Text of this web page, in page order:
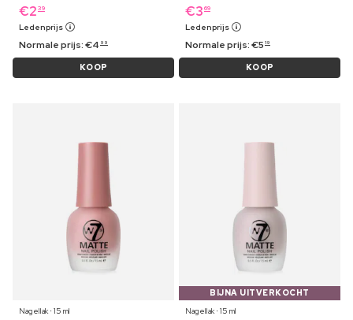
€2 39
Ledenprijs
Normale prijs:€4 99
KOOP
€3 69
Ledenprijs
Normale prijs:€5 19
KOOP
Nagellak ⋅ 15 ml
BIJNA UITVERKOCHT
Nagellak ⋅ 15 ml